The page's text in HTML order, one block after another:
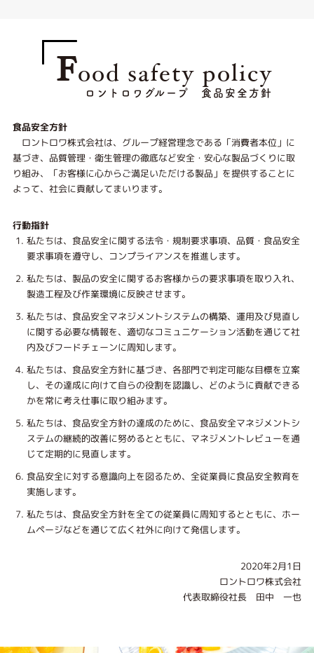
Food safety policy
ロントロワグループ 食品安全方針
食品安全方針
ロントロワ株式会社は、グループ経営理念である「消費者本位」に
基づき、品質管理・衛生管理の徹底など安全・安心な製品づくりに取
り組み、「お客様に心からご満足いただける製品」を提供することに
よって、社会に貢献してまいります。
行動指針
私たちは、食品安全に関する法令・規制要求事項、品質・食品安全
要求事項を遵守し、コンプライアンスを推進します。
私たちは、製品の安全に関するお客様からの要求事項を取り入れ、
製造工程及び作業環境に反映させます。
私たちは、食品安全マネジメントシステムの構築、運用及び見直し
に関する必要な情報を、適切なコミュニケーション活動を通じて社
内及びフードチェーンに周知します。
私たちは、食品安全方針に基づき、各部門で判定可能な目標を立案
し、その達成に向けて自らの役割を認識し、どのように貢献できる
かを常に考え仕事に取り組みます。
私たちは、食品安全方針の達成のために、食品安全マネジメントシ
ステムの継続的改善に努めるとともに、マネジメントレビューを通
じて定期的に見直します。
食品安全に対する意識向上を図るため、全従業員に食品安全教育を
実施します。
私たちは、食品安全方針を全ての従業員に周知するとともに、ホー
ムページなどを通じて広く社外に向けて発信します。
2020年2月1日
ロントロワ株式会社
代表取締役社長 田中 一也